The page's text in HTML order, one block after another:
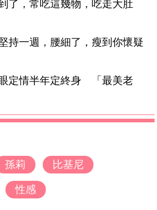
了，常吃這幾物，吃走大肚
持一週，腰細了，瘦到你懷疑
定情半年定終身 「最美老
孫莉 比基尼
性感